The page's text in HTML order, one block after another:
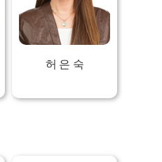
허 은 숙